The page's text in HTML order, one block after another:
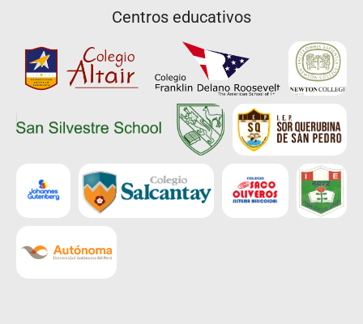
Centros educativos